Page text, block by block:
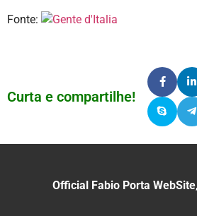
Fonte:
Curta e compartilhe!
Official Fabio Porta WebSite